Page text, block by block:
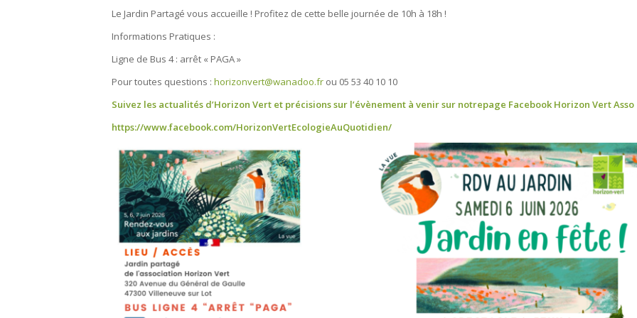
Le Jardin Partagé vous accueille ! Profitez de cette belle journée de 10h à 18h !
Informations Pratiques :
Ligne de Bus 4 : arrêt « PAGA »
Pour toutes questions : horizonvert@wanadoo.fr ou 05 53 40 10 10
Suivez les actualités d’Horizon Vert et précisions sur l’évènement à venir sur notrepage Facebook Horizon Vert Asso
https://www.facebook.com/HorizonVertEcologieAuQuotidien/